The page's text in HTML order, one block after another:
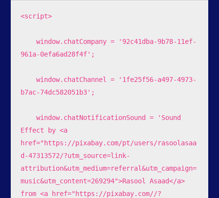
<script>
    window.chatCompany = '92c41dba-9b78-11ef-
961a-0efa6ad28f4f';
    window.chatChannel = '1fe25f56-a497-4973-
b7ac-74dc582051b3';
    window.chatNotificationSound = 'Sound
Effect by <a
href="https://pixabay.com/pt/users/rasoolasaa
d-47313572/?utm_source=link-
attribution&utm_medium=referral&utm_campaign=
music&utm_content=269294">Rasool Asaad</a>
from <a href="https://pixabay.com//?